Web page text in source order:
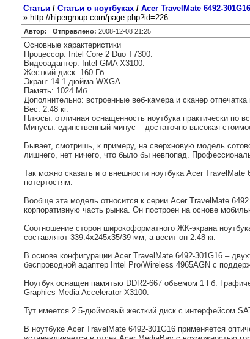
Статьи / Статьи о ноутбуках / Acer TravelMate 6492-
» http://hipergroup.com/page.php?id=226
Автор: Отправлено: 2008-12-08 21:25
Основные характеристики
Процессор: Intel Core 2 Duo T7300.
Видеоадаптер: Intel GMA X3100.
Жесткий диск: 160 Гб.
Экран: 14.1 дюйма WXGA.
Память: 1024 Мб.
Дополнительно: встроенные веб-камера и сканер отпечатка
Вес: 2.48 кг.
Плюсы: отличная оснащенность ноутбука практически по
Минусы: единственный минус – достаточно высокая
Бывает, смотришь, к примеру, на сверхновую модель
лишнего, нет ничего, что было бы невпопад.
Так можно сказать и о внешности ноутбука Acer
потертостям.
Вообще эта модель относится к серии Acer TravelMate
корпоративную часть рынка. Он построен на основе
Cоотношение сторон широкоформатного ЖК-экрана
составляют 339.4x245x35/39 мм, а весит он 2.48 кг.
В основе конфигурации Acer TravelMate 6492-301G16 –
беспроводной адаптер Intel Рro/Wireless 4965АGN с
Ноутбук оснащен памятью DDR2-667 объемом 1 Гб.
Graphics Media Accelerator Х3100.
Тут имеется 2.5-дюймовый жесткий диск с интерфейсом
В ноутбуке Acer TravelMate 6492-301G16 применяется